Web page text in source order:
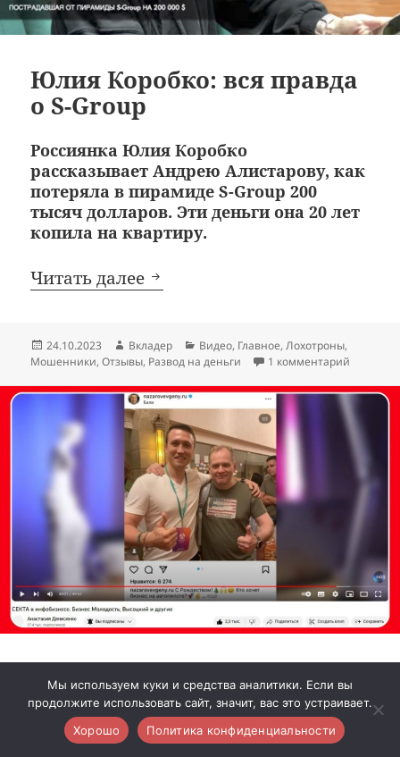
Юлия Коробко: вся правда
о S-Group
Россиянка Юлия Коробко
рассказывает Андрею Алистарову, как
потеряла в пирамиде S-Group 200
тысяч долларов. Эти деньги она 20 лет
копила на квартиру.
Читать далее Юлия Коробко: вся правда о
Опубликовано
24.10.2023 Автор
Вкладер Рубрики
Видео, Главное,Лохотроны,
Мошенники,Отзывы, Развод на деньги 1 комментарий
Как связаны бизнес-коучи
с сектой саентологов
Анастасия Денисенко сделала обзор о
Мы используем куки и средства аналитики. Если вы
продолжите использовать сайт, значит, вас это устраивает.
Хорошо
Политика конфиденциальности